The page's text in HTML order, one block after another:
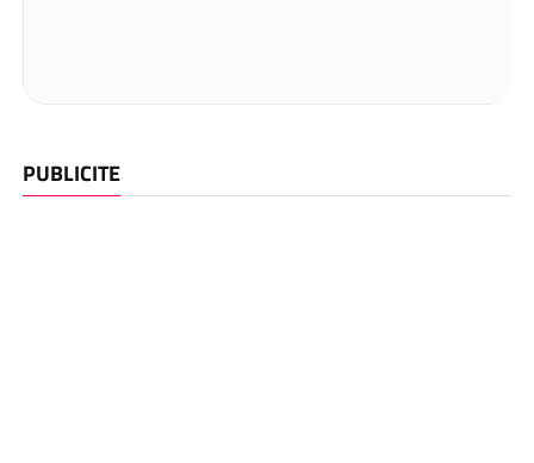
PUBLICITE